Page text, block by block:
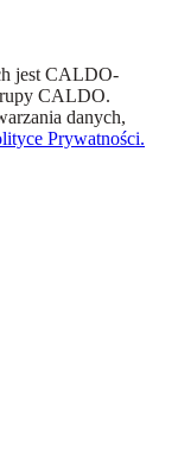
jest CALDO-
CALDO.
danych,
Prywatności.